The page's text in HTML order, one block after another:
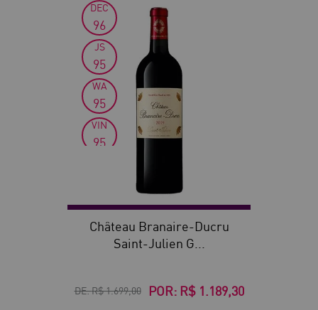
DEC
96
JS
95
WA
95
VIN
95
Château Branaire-Ducru
Saint-Julien G...
DE:R$ 1.699,00 POR: R$ 1.189,30